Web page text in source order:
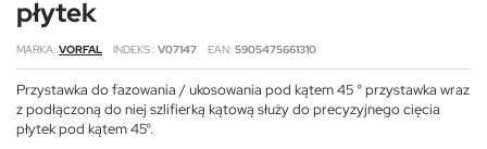
płytek
MARKA VORFAL INDEKS V07147 EAN 5905475661310
Przystawka do fazowania / ukosowania pod kątem 45 ° przystawka wraz
z podłączoną do niej szlifierką kątową służy do precyzyjnego cięcia
płytek pod kątem 45°.